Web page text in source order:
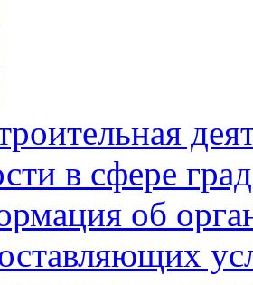
в сфере
об